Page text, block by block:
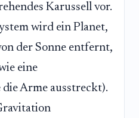
Karussell vor.
wird ein Planet,
der Sonne entfernt,
eine
Arme ausstreckt).